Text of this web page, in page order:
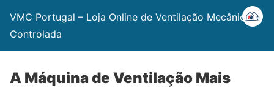
VMC Portugal – Loja Online de Ventilação Mecânica
Controlada
A Máquina de Ventilação Mais